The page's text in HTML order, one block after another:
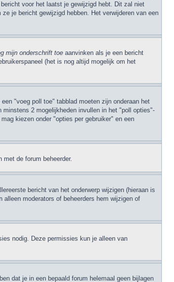
voor het laatst je gewijzigd hebt. Dit zal niet
je bericht gewijzigd hebben. Het verwijderen van een
mijn onderschrift toe aanvinken als je een bericht
(het is nog altijd mogelijk om het
"voeg poll toe" tabblad moeten zijn onderaan het
2 mogelijkheden invullen in het "poll opties"-
kiezen onder "opties per gebruiker" en een
de forum beheerder.
bericht van het onderwerp wijzigen (hieraan is
moderators of beheerders hem wijzigen of
nodig. Deze permissies kun je alleen van
dat je in een bepaald forum helemaal geen bijlagen